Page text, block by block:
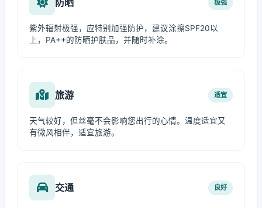
极强
紫外辐射极强，应特别加强防护，建议涂擦SPF20以
上，PA++的防晒护肤品，并随时补涂。
旅游 适宜
天气较好，但丝毫不会影响您出行的心情。温度适宜又
有微风相伴，适宜旅游。
交通 良好